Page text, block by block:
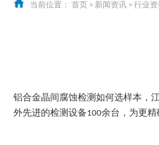
当前位置： 首页 > 新闻资讯 > 行业资
铝合金晶间腐蚀检测如何选样本，
外先进的检测设备100余台，为更